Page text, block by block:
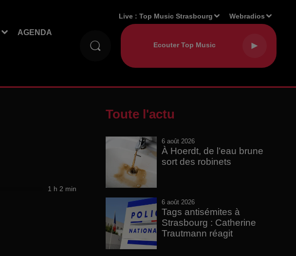
AGENDA
Live :Top Music Strasbourg Webradios
1 h 2 min
Toute l'actu
6 août 2026
À Hoerdt, de l’eau brune
sort des robinets
6 août 2026
Tags antisémites à
Strasbourg : Catherine
Trautmann réagit